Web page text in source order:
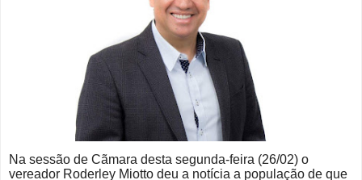
Na sessão de Cãmara desta segunda-feira (26/02) o
vereador Roderley Miotto deu a notícia a população de que